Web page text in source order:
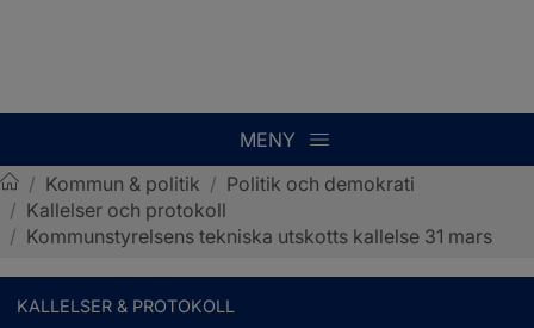
MENY
Sotenäs kommun
/ Kommun & politik / Politik och demokrati
/ Kallelser och protokoll
/ Kommunstyrelsens tekniska utskotts kallelse 31 mars
KALLELSER & PROTOKOLL